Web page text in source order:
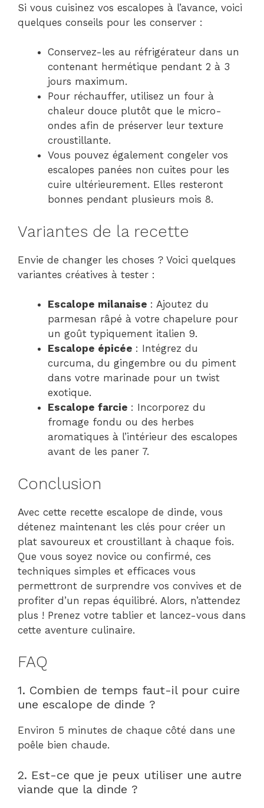
Si vous cuisinez vos escalopes à l’avance, voici
quelques conseils pour les conserver :
Conservez-les au réfrigérateur dans un
contenant hermétique pendant 2 à 3
jours maximum.
Pour réchauffer, utilisez un four à
chaleur douce plutôt que le micro-
ondes afin de préserver leur texture
croustillante.
Vous pouvez également congeler vos
escalopes panées non cuites pour les
cuire ultérieurement. Elles resteront
bonnes pendant plusieurs mois 8.
Variantes de la recette
Envie de changer les choses ? Voici quelques
variantes créatives à tester :
Escalope milanaise : Ajoutez du
parmesan râpé à votre chapelure pour
un goût typiquement italien 9.
Escalope épicée : Intégrez du
curcuma, du gingembre ou du piment
dans votre marinade pour un twist
exotique.
Escalope farcie : Incorporez du
fromage fondu ou des herbes
aromatiques à l’intérieur des escalopes
avant de les paner 7.
Conclusion
Avec cette recette escalope de dinde, vous
détenez maintenant les clés pour créer un
plat savoureux et croustillant à chaque fois.
Que vous soyez novice ou confirmé, ces
techniques simples et efficaces vous
permettront de surprendre vos convives et de
profiter d’un repas équilibré. Alors, n’attendez
plus ! Prenez votre tablier et lancez-vous dans
cette aventure culinaire.
FAQ
1. Combien de temps faut-il pour cuire
une escalope de dinde ?
Environ 5 minutes de chaque côté dans une
poêle bien chaude.
2. Est-ce que je peux utiliser une autre
viande que la dinde ?